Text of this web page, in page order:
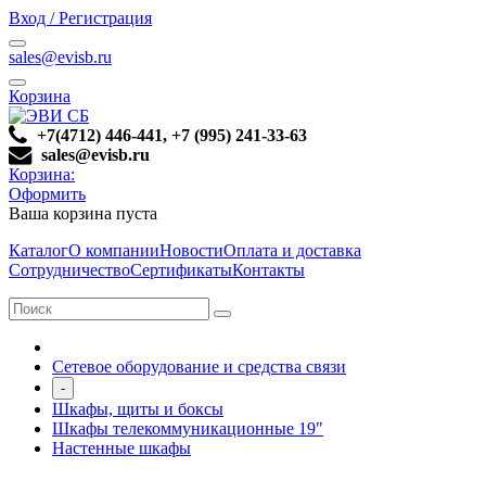
Вход / Регистрация
sales@evisb.ru
Корзина
+7(4712) 446-441, +7 (995) 241-33-63
sales@evisb.ru
Корзина:
Оформить
Ваша корзина пуста
КаталогО компанииНовостиОплата и доставка
СотрудничествоСертификатыКонтакты
Сетевое оборудование и средства связи
-
Шкафы, щиты и боксы
Шкафы телекоммуникационные 19"
Настенные шкафы